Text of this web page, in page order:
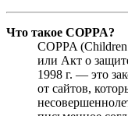
Что такое COPPA?
COPPA
или Акт о
1998 г. — это
от сайтов,